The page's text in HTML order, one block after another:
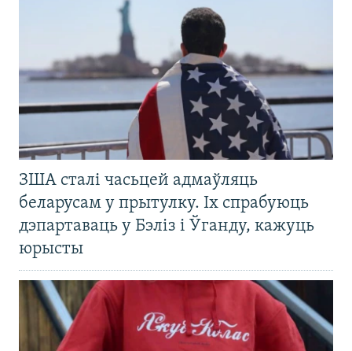
ЗША сталі часьцей адмаўляць
беларусам у прытулку. Іх спрабуюць
дэпартаваць у Бэліз і Ўганду, кажуць
юрысты